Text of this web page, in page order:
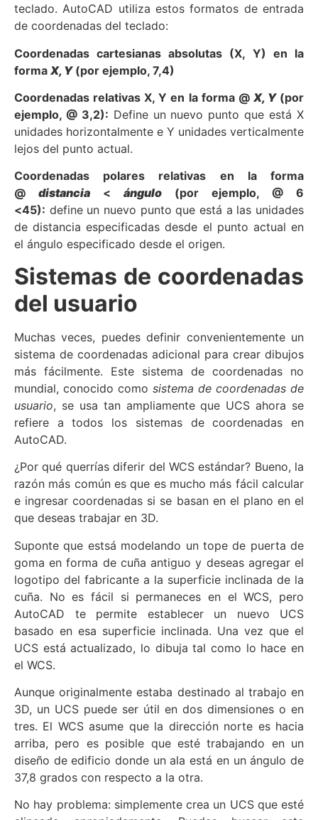
teclado. AutoCAD utiliza estos formatos de entrada
de coordenadas del teclado:
Coordenadas cartesianas absolutas (X, Y) en la
forma X, Y(por ejemplo, 7,4)
Coordenadas relativas X, Y en la forma @ X, Y(por
ejemplo, @ 3,2): Define un nuevo punto que está X
unidades horizontalmente e Y unidades verticalmente
lejos del punto actual.
Coordenadas polares relativas en la forma
@ distancia < ángulo (por ejemplo, @ 6
<45): define un nuevo punto que está a las unidades
de distancia especificadas desde el punto actual en
el ángulo especificado desde el origen.
Sistemas de coordenadas
del usuario
Muchas veces, puedes definir convenientemente un
sistema de coordenadas adicional para crear dibujos
más fácilmente. Este sistema de coordenadas no
mundial, conocido como sistema de coordenadas de
usuario, se usa tan ampliamente que UCS ahora se
refiere a todos los sistemas de coordenadas en
AutoCAD.
¿Por qué querrías diferir del WCS estándar? Bueno, la
razón más común es que es mucho más fácil calcular
e ingresar coordenadas si se basan en el plano en el
que deseas trabajar en 3D.
Suponte que estsá modelando un tope de puerta de
goma en forma de cuña antiguo y deseas agregar el
logotipo del fabricante a la superficie inclinada de la
cuña. No es fácil si permaneces en el WCS, pero
AutoCAD te permite establecer un nuevo UCS
basado en esa superficie inclinada. Una vez que el
UCS está actualizado, lo dibuja tal como lo hace en
el WCS.
Aunque originalmente estaba destinado al trabajo en
3D, un UCS puede ser útil en dos dimensiones o en
tres. El WCS asume que la dirección norte es hacia
arriba, pero es posible que esté trabajando en un
diseño de edificio donde un ala está en un ángulo de
37,8 grados con respecto a la otra.
No hay problema: simplemente crea un UCS que esté